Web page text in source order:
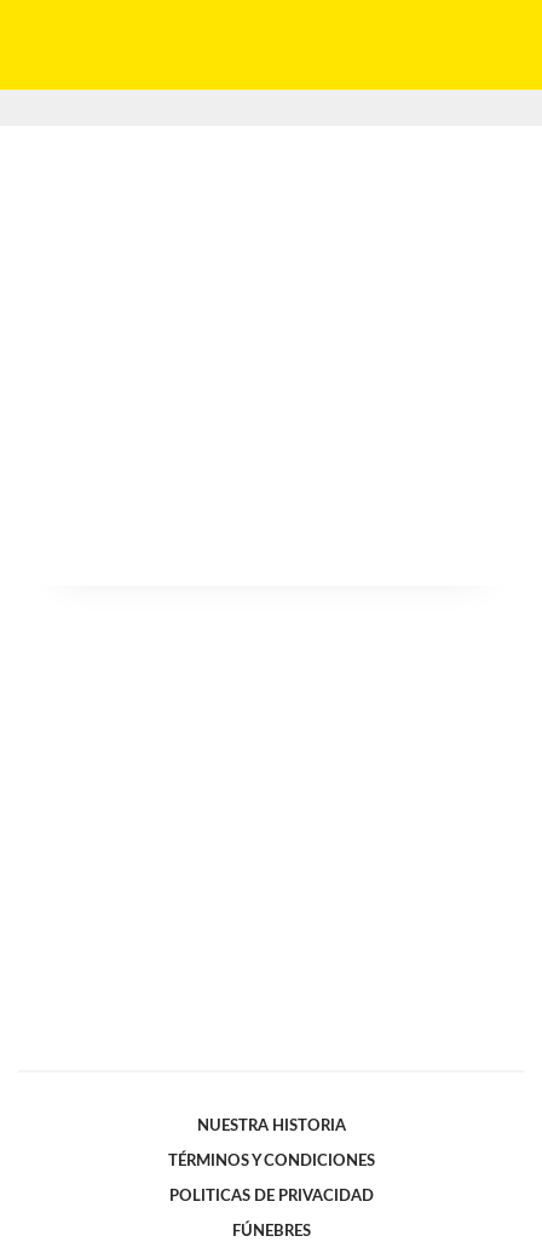
NUESTRA HISTORIA
TÉRMINOS Y CONDICIONES
POLITICAS DE PRIVACIDAD
FÚNEBRES